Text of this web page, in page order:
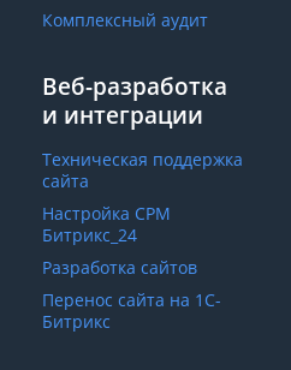
Комплексный аудит
Веб-разработка
и интеграции
Техническая поддержка
сайта
Настройка СРМ
Битрикс_24
Разработка сайтов
Перенос сайта на 1С-
Битрикс